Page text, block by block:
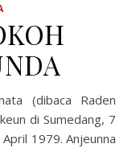
di Sumedang, 7
1979. Anjeunna